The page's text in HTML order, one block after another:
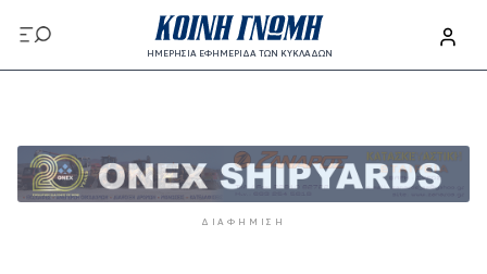
Παράκαμψη προς το κυρίως περιεχόμενο
ΗΜΕΡΗΣΙΑ ΕΦΗΜΕΡΙΔΑ ΤΩΝ ΚΥΚΛΑΔΩΝ
ΔΙΑΦΉΜΙΣΗ